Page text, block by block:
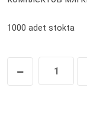
1000 adet stokta